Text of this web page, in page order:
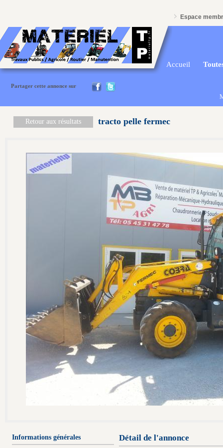
Espace
Accueil
Partager cette annonce sur
Retour aux résultats tracto pelle fermec
Informations générales Détail de l'annonce